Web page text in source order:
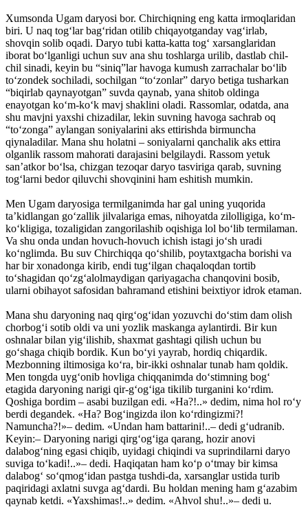
Xumsonda Ugam daryosi bor. Chirchiqning eng katta irmoqlaridan
biri. U naq tog‘lar bag‘ridan otilib chiqayotganday vag‘irlab,
shovqin solib oqadi. Daryo tubi katta-katta tog‘ xarsanglaridan
iborat bo‘lganligi uchun suv ana shu toshlarga urilib, dastlab chil-
chil sinadi, keyin bu “siniq”lar havoga kumush zarrachalar bo‘lib
to‘zondek sochiladi, sochilgan “to‘zonlar” daryo betiga tusharkan
“biqirlab qaynayotgan” suvda qaynab, yana shitob oldinga
enayotgan ko‘m-ko‘k mavj shaklini oladi. Rassomlar, odatda, ana
shu mavjni yaxshi chizadilar, lekin suvning havoga sachrab oq
“to‘zonga” aylangan soniyalarini aks ettirishda birmuncha
qiynaladilar. Mana shu holatni – soniyalarni qanchalik aks ettira
olganlik rassom mahorati darajasini belgilaydi. Rassom yetuk
san’atkor bo‘lsa, chizgan tezoqar daryo tasviriga qarab, suvning
tog‘larni bedor qiluvchi shovqinini ham eshitish mumkin.
Men Ugam daryosiga termilganimda har gal uning yuqorida
ta’kidlangan go‘zallik jilvalariga emas, nihoyatda zilolligiga, ko‘m-
ko‘kligiga, tozaligidan zangorilashib oqishiga lol bo‘lib termilaman.
Va shu onda undan hovuch-hovuch ichish istagi jo‘sh uradi
ko‘nglimda. Bu suv Chirchiqqa qo‘shilib, poytaxtgacha borishi va
har bir xonadonga kirib, endi tug‘ilgan chaqaloqdan tortib
to‘shagidan qo‘zg‘alolmaydigan qariyagacha chanqovini bosib,
ularni obihayot safosidan bahramand etishini beixtiyor idrok etaman.
Mana shu daryoning naq qirg‘og‘idan yozuvchi do‘stim dam olish
chorbog‘i sotib oldi va uni yozlik maskanga aylantirdi. Bir kun
oshnalar bilan yig‘ilishib, shaxmat gashtagi qilish uchun bu
go‘shaga chiqib bordik. Kun bo‘yi yayrab, hordiq chiqardik.
Mezbonning iltimosiga ko‘ra, bir-ikki oshnalar tunab ham qoldik.
Men tongda uyg‘onib hovliga chiqqanimda do‘stimning bog‘
etagida daryoning narigi qir-g‘og‘iga tikilib turganini ko‘rdim.
Qoshiga bordim – asabi buzilgan edi. «Ha?!..» dedim, nima hol ro‘y
berdi degandek. «Ha? Bog‘ingizda ilon ko‘rdingizmi?!
Namuncha?!»– dedim. «Undan ham battarini!..– dedi g‘udranib.
Keyin:– Daryoning narigi qirg‘og‘iga qarang, hozir anovi
dalabog‘ning egasi chiqib, uyidagi chiqindi va suprindilarni daryo
suviga to‘kadi!..»– dedi. Haqiqatan ham ko‘p o‘tmay bir kimsa
dalabog‘ so‘qmog‘idan pastga tushdi-da, xarsanglar ustida turib
paqiridagi axlatni suvga ag‘dardi. Bu holdan mening ham g‘azabim
qaynab ketdi. «Yaxshimas!..» dedim. «Ahvol shu!..»– dedi u.